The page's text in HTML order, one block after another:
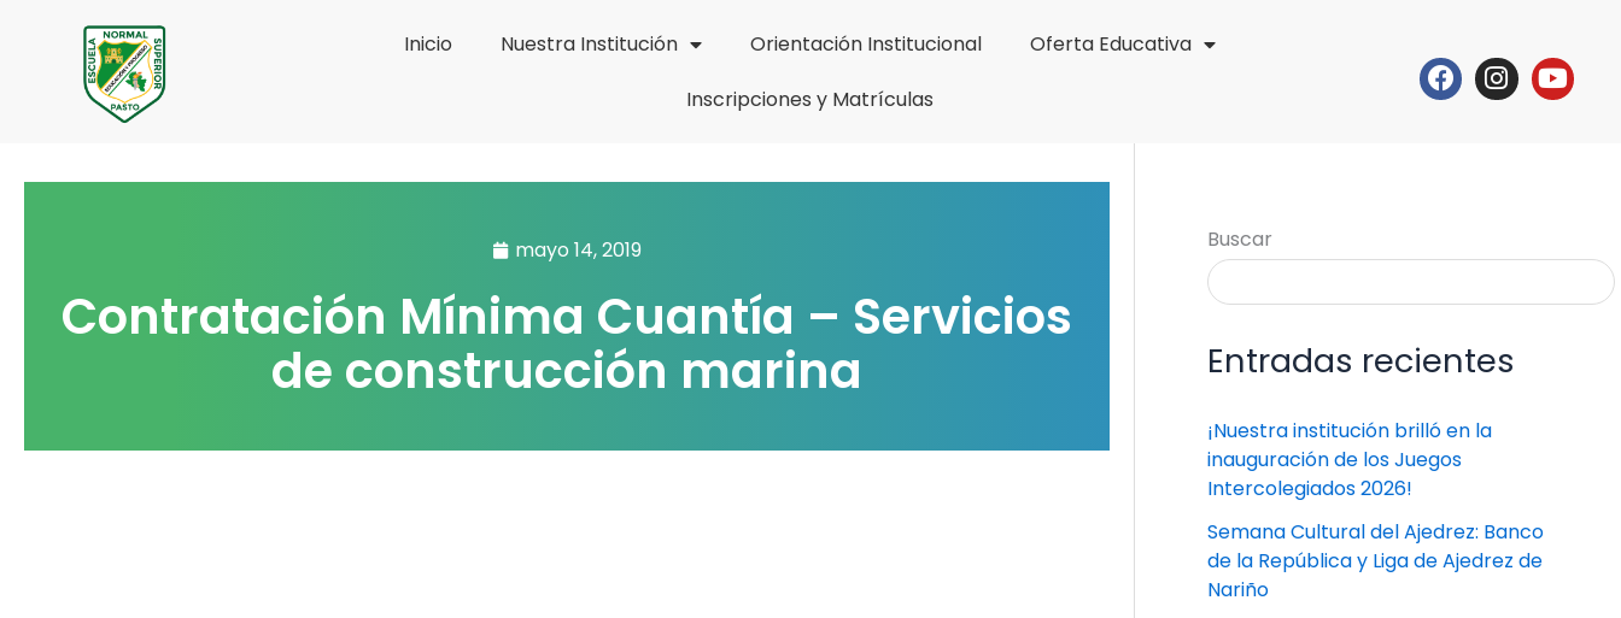
contenido
Inicio Nuestra Institución Orientación Institucional
Oferta Educativa
Inscripciones y Matrículas
Facebook
mayo 14, 2019
Contratación Mínima Cuantía – Servicios
de construcción marina
Buscar
Entradas recientes
¡Nuestra institución brilló en la
inauguración de los Juegos
Intercolegiados 2026!
Semana Cultural del Ajedrez: Banco
de la República y Liga de Ajedrez de
Nariño